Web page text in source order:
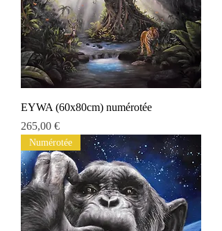
EYWA (60x80cm) numérotée
Preis
265,00 €
Numérotée